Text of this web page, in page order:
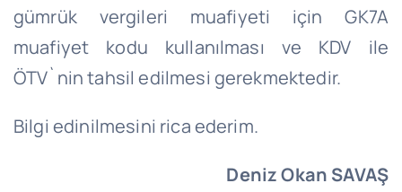
gümrük vergileri muafiyeti için GK7A
muafiyet kodu kullanılması ve KDV ile
ÖTV`nin tahsil edilmesi gerekmektedir.
Bilgi edinilmesini rica ederim.
Deniz Okan SAVAŞ